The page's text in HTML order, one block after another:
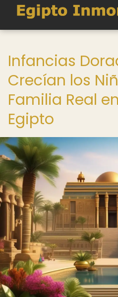
Infancias
Crecían los
Familia Real
Egipto